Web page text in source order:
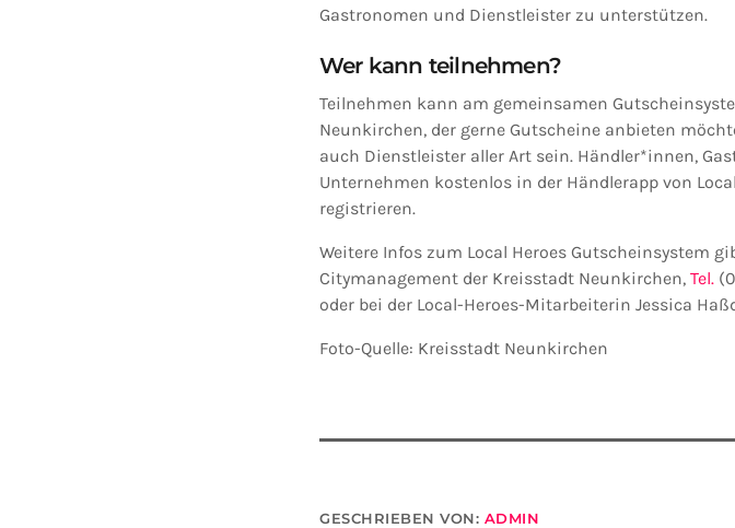
Gastronomen und Dienstleister zu unterstützen.
Wer kann teilnehmen?
Teilnehmen kann am gemeinsamen
Neunkirchen, der gerne Gutscheine anbieten
auch Dienstleister aller Art sein. Händler*innen,
Unternehmen kostenlos in der Händlerapp von
registrieren.
Weitere Infos zum Local Heroes Gutscheinsystem
Citymanagement der Kreisstadt Neunkirchen, Tel.
oder bei der Local-Heroes-Mitarbeiterin Jessica
Foto-Quelle: Kreisstadt Neunkirchen
GESCHRIEBEN VON: ADMIN